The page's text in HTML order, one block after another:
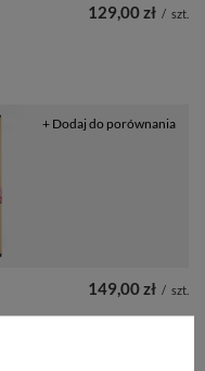
129,00 zł / szt.
149,00 zł / szt.
+ Dodaj do porównania